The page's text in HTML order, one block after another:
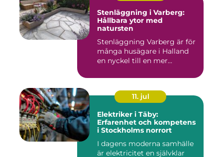
Stenläggning i Varberg:
Hållbara ytor med
natursten
Stenläggning Varberg är för
många husägare i Halland
en nyckel till en mer...
11. jul
Elektriker i Täby:
Erfarenhet och kompetens
i Stockholms norrort
I dagens moderna samhälle
är elektricitet en självklar